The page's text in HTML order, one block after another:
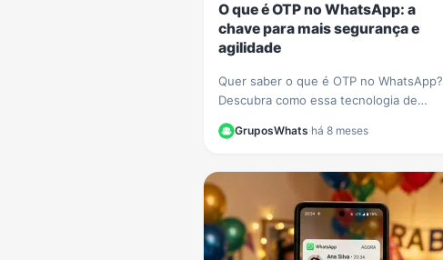
O que é OTP no WhatsApp: a
chave para mais segurança e
agilidade
Quer saber o que é OTP no WhatsApp?
Descubra como essa tecnologia de
empresas como PicPay para aumentar
GruposWhats·há 8 meses